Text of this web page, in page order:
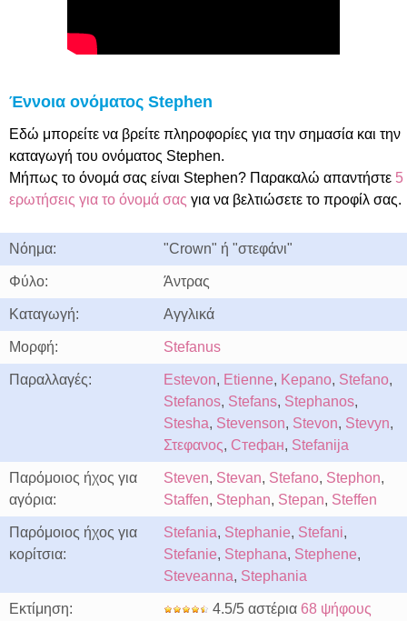
Έννοια ονόματος Stephen
Εδώ μπορείτε να βρείτε πληροφορίες για την σημασία και την
καταγωγή του ονόματος Stephen.
Μήπως το όνομά σας είναι Stephen? Παρακαλώ απαντήστε 5
ερωτήσεις για το όνομά σας για να βελτιώσετε το προφίλ σας.
Νόημα: "Crown" ή "στεφάνι"
Φύλο: Άντρας
Καταγωγή: Αγγλικά
Μορφή: Stefanus
Παραλλαγές: Estevon, Etienne, Kepano, Stefano,
Stefanos, Stefans, Stephanos,
Stesha, Stevenson, Stevon, Stevyn,
Στεφανος, Стефан, Stefanija
Παρόμοιος ήχος για
αγόρια:
Steven, Stevan, Stefano, Stephon,
Staffen, Stephan, Stepan, Steffen
Παρόμοιος ήχος για
κορίτσια:
Stefania, Stephanie, Stefani,
Stefanie, Stephana, Stephene,
Steveanna, Stephania
Εκτίμηση: 4.5/5 αστέρια 68 ψήφους